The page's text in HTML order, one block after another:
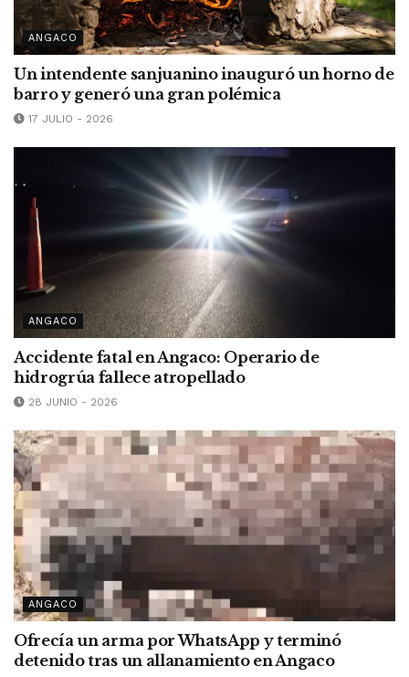
ANGACO
Un intendente sanjuanino inauguró un horno de
barro y generó una gran polémica
17 JULIO - 2026
ANGACO
Accidente fatal en Angaco: Operario de
hidrogrúa fallece atropellado
28 JUNIO - 2026
ANGACO
Ofrecía un arma por WhatsApp y terminó
detenido tras un allanamiento en Angaco